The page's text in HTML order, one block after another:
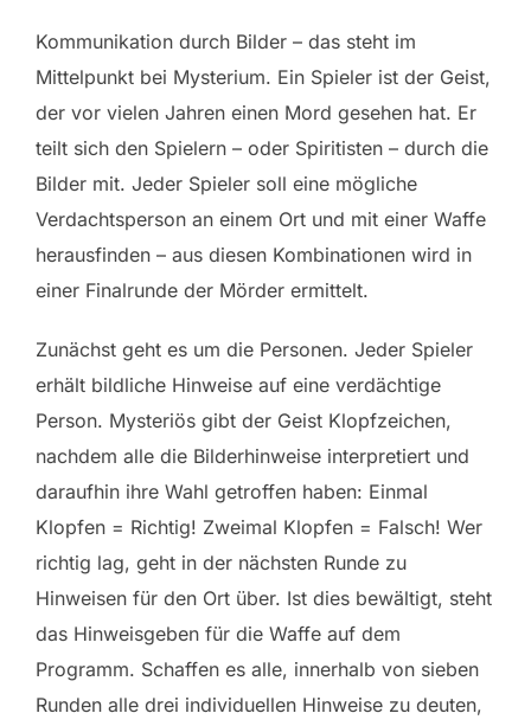
Kommunikation durch Bilder – das steht im
Mittelpunkt bei Mysterium. Ein Spieler ist der Geist,
der vor vielen Jahren einen Mord gesehen hat. Er
teilt sich den Spielern – oder Spiritisten – durch die
Bilder mit. Jeder Spieler soll eine mögliche
Verdachtsperson an einem Ort und mit einer Waffe
herausfinden – aus diesen Kombinationen wird in
einer Finalrunde der Mörder ermittelt.
Zunächst geht es um die Personen. Jeder Spieler
erhält bildliche Hinweise auf eine verdächtige
Person. Mysteriös gibt der Geist Klopfzeichen,
nachdem alle die Bilderhinweise interpretiert und
daraufhin ihre Wahl getroffen haben: Einmal
Klopfen = Richtig! Zweimal Klopfen = Falsch! Wer
richtig lag, geht in der nächsten Runde zu
Hinweisen für den Ort über. Ist dies bewältigt, steht
das Hinweisgeben für die Waffe auf dem
Programm. Schaffen es alle, innerhalb von sieben
Runden alle drei individuellen Hinweise zu deuten,